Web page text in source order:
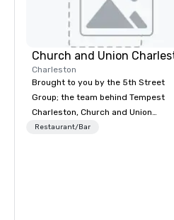
Charleston
Brought to you by the 5th Street
Group; the team behind Tempest
Charleston, Church and Union
Charlotte, La Belle Helene Charlotte,
Restaurant/Bar